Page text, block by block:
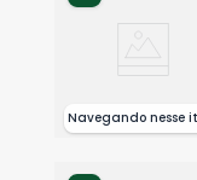
Navegando nesse